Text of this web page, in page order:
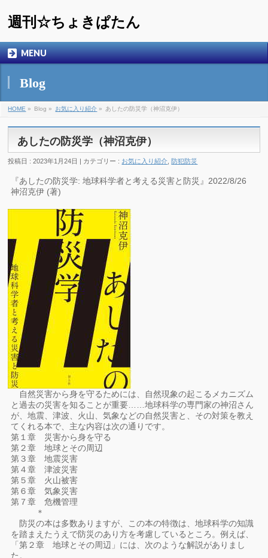
週刊☆ちょきぱたん
MENU
Blog
HOME » Blog » お気に入り紹介 » あしたの防災学（神沼克伊）
あしたの防災学（神沼克伊）
投稿日 : 2023年1月24日 | カテゴリー : お気に入り紹介 ,防犯防災
『あしたの防災学: 地球科学者と考える災害と防災』2022/8/26
神沼克伊 (著)
自然災害から身を守るためには、自然現象の起こるメカニズム
と過去の災害を知ることが重要……地球科学の専門家の神沼さん
が、地震、津波、火山、気象などの自然災害と、その対策を教え
てくれる本で、主な内容は次の通りです。
第１章 災害から身を守る
第２章 地球とその周辺
第３章 地震災害
第４章 津波災害
第５章 火山被害
第６章 気象災害
第７章 危機管理
＊
防災の本は多数ありますが、この本の特徴は、地球科学の知識
を踏まえたうえで防災のあり方を考慮しているところ。例えば、
「第２章 地球とその周辺」には、次のような解説がありまし
た。